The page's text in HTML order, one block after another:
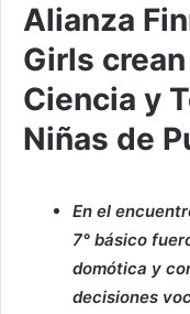
Alianza
Girls
Ciencia y
Niñas de
En el
7° básico
domótica y
decisiones